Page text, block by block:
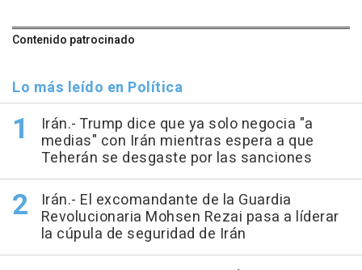
Contenido patrocinado
Lo más leído en Política
Irán.- Trump dice que ya solo negocia "a
medias" con Irán mientras espera a que
Teherán se desgaste por las sanciones
Irán.- El excomandante de la Guardia
Revolucionaria Mohsen Rezai pasa a líderar
la cúpula de seguridad de Irán